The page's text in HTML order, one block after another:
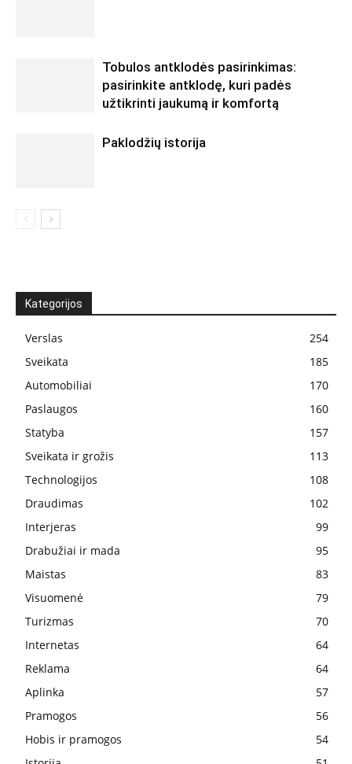
Tobulos antklodės pasirinkimas:
pasirinkite antklodę, kuri padės
užtikrinti jaukumą ir komfortą
Paklodžių istorija
Kategorijos
Verslas
254
Sveikata
185
Automobiliai
170
Paslaugos
160
Statyba
157
Sveikata ir grožis
113
Technologijos
108
Draudimas
102
Interjeras
99
Drabužiai ir mada
95
Maistas
83
Visuomenė
79
Turizmas
70
Internetas
64
Reklama
64
Aplinka
57
Pramogos
56
Hobis ir pramogos
54